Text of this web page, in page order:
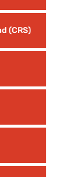
(CRS)